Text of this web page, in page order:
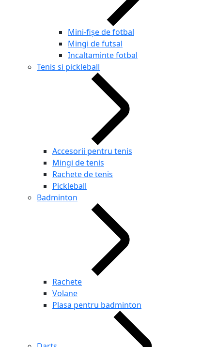
Mini-fișe de fotbal
Mingi de futsal
Incaltaminte fotbal
Tenis si pickleball
Accesorii pentru tenis
Mingi de tenis
Rachete de tenis
Pickleball
Badminton
Rachete
Volane
Plasa pentru badminton